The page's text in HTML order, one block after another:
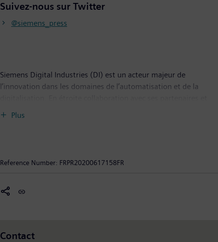
Suivez-nous sur Twitter
@siemens_press
Siemens Digital Industries (DI) est un acteur majeur de
l’innovation dans les domaines de l’automatisation et de la
répondre aux besoins sectoriels les plus divers et d’accroître leur
technologies porteuses d’avenir à son offre. Siemens Digital
Plus
Reference Number: FRPR20200617158FR
Contact